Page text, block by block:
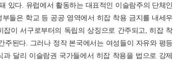
있다. 유럽에서 활동하는 대표적인 이슬람주의 단체인
들은 학교 등 공공 영역에서 히잡 착용 금지를 내세우
이 서구로부터의 독립의 상징으로 간주되고, 히잡 착
된다. 그러나 정작 본국에서는 여성들이 자유와 평등
달리 이슬람권 국가들에서 히잡 착용을 법으로 강제